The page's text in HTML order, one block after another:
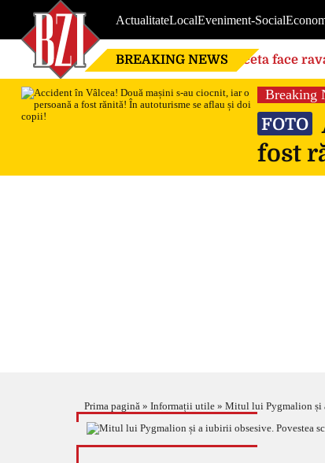
ActualitateLocalEveniment-Social
BREAKING NEWS Seceta face
din cauza
Breaking
FOTO
fost
Prima pagină » Informații utile » Mitul lui Pygmalion și